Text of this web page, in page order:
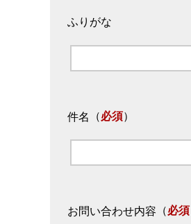
ふりがな
件名 （必須）
お問い合わせ内容 （必須